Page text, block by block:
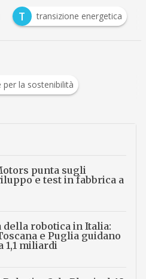
T transizione energetica
la sostenibilità
punta sugli
e test in fabbrica a
della robotica in Italia:
e Puglia guidano
1,1 miliardi